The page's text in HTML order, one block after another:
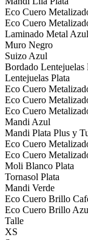
Eco Cuero
Eco Cuero
Laminado Metal Azul
Muro Negro
Suizo Azul
Bordado Lentejuelas
Lentejuelas Plata
Eco Cuero
Eco Cuero
Eco Cuero
Mandi Azul
Mandi Plata Plus y
Eco Cuero
Eco Cuero
Moli Blanco Plata
Tornasol Plata
Mandi Verde
Eco Cuero Brillo
Eco Cuero Brillo
Talle
XS